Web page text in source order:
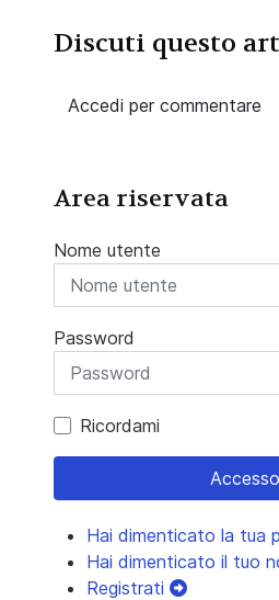
Discuti questo
Accedi per commentare
Area riservata
Nome utente
Password
Ricordami
Accesso
Hai dimenticato la tua
Hai dimenticato il tuo
Registrati